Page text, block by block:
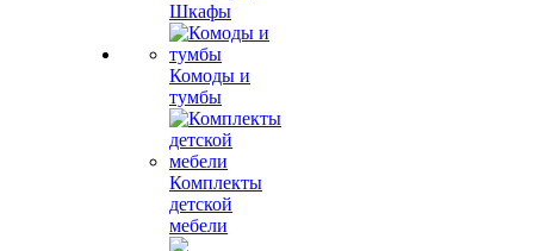
Шкафы
Комоды и
тумбы
Комплекты
детской
мебели